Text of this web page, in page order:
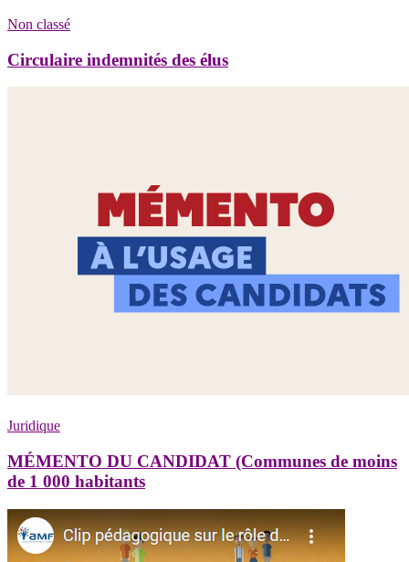
Non classé
Circulaire indemnités des élus
Juridique
MÉMENTO DU CANDIDAT (Communes de moins
de 1 000 habitants